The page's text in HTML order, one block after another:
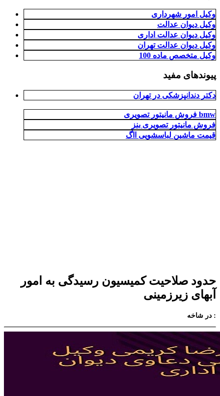
وکیل امور شهرداری
وکیل دیوان عدالت
وکیل دیوان عدالت اداری
وکیل دیوان عدالت تهران
وکیل متخصص ماده 100
پیوندهای مفید
دکتر دندانپزشکی در تهران
فروش مانیتور تصویری bmw
فروش مانیتور تصویری بنز
قیمت ماشین لباسشویی ااگ
حدود صلاحیت کمیسیون رسیدگی به امور
آبهای زیرزمینی
در شاخه :